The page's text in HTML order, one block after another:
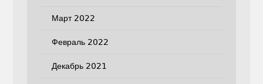
Март 2022
Февраль 2022
Декабрь 2021